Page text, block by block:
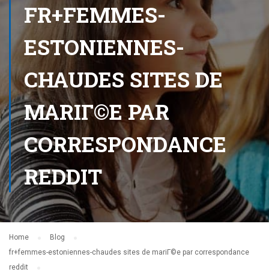
FR+FEMMES-
ESTONIENNES-
CHAUDES SITES DE
MARIГ©E PAR
CORRESPONDANCE
REDDIT
Home
Blog
fr+femmes-estoniennes-chaudes sites de mariГ©e par correspondance
reddit